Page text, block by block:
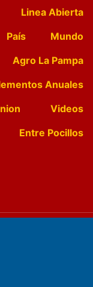
Linea Abierta
País
Mundo
Agro La Pampa
Anuales
Videos
Entre Pocillos